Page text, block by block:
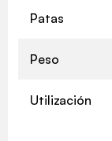
Patas
Peso
Utilización